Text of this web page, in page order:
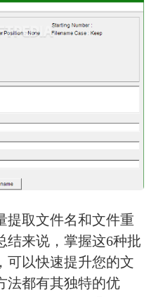
提取文件名和文件重
结来说，掌握这6种批
可以快速提升您的文
法都有其独特的优